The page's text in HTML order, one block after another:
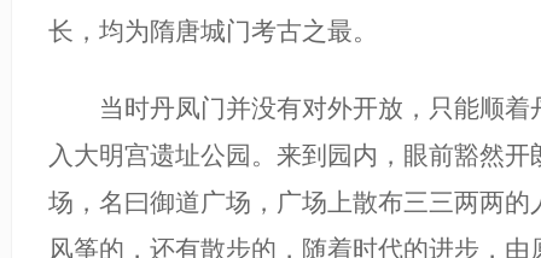
长，均为隋唐城门考古之最。
当时丹凤门并没有对外开放，只能顺着
入大明宫遗址公园。来到园内，眼前豁然开
场，名曰御道广场，广场上散布三三两两的
风筝的，还有散步的，随着时代的进步，